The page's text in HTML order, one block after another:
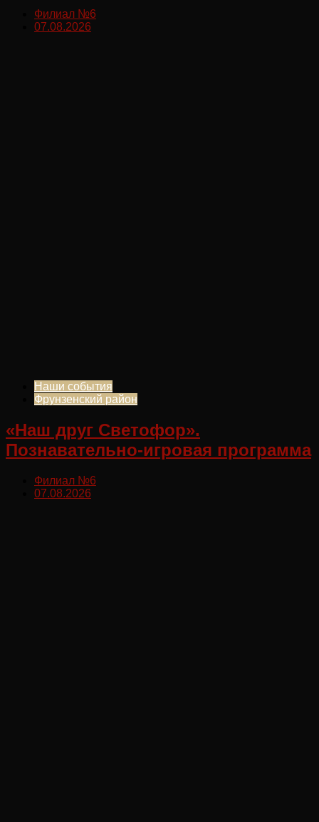
Филиал №6
07.08.2026
Наши события
Фрунзенский район
«Наш друг Светофор».
Познавательно-игровая программа
Филиал №6
07.08.2026